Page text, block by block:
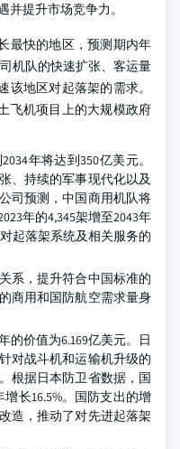
提升市场竞争力。
最快的地区，预测期内年
机队的快速扩张、客运量
地区对起落架的需求。
飞机项目上的大规模政府
年将达到350亿美元。
、持续的军事现代化以及
司预测，中国商用机队将
年的4,345架增至2043年
起落架系统及相关服务的
系，提升符合中国标准的
商用和国防航空需求量身
的价值为6.169亿美元。日
对战斗机和运输机升级的
根据日本防卫省数据，国
长16.5%。国防支出的增
造，推动了对先进起落架